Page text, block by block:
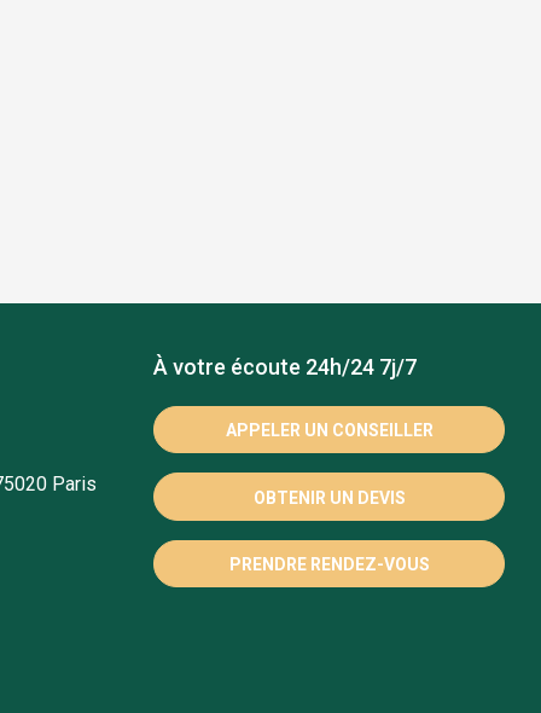
Paris
À votre écoute 24h/24 7j/7
APPELER UN CONSEILLER
OBTENIR UN DEVIS
PRENDRE RENDEZ-VOUS